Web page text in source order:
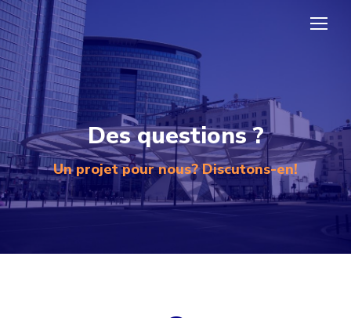
Des questions ?
Un projet pour nous? Discutons-en!